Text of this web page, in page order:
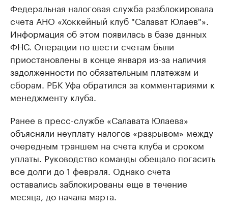
Федеральная налоговая служба разблокировала
счета АНО «Хоккейный клуб "Салават Юлаев"».
Информация об этом появилась в базе данных
ФНС. Операции по шести счетам были
приостановлены в конце января из-за наличия
задолженности по обязательным платежам и
сборам. РБК Уфа обратился за комментариями к
менеджменту клуба.
Ранее в пресс-службе «Салавата Юлаева»
объясняли неуплату налогов «разрывом» между
очередным траншем на счета клуба и сроком
уплаты. Руководство команды обещало погасить
все долги до 1 февраля. Однако счета
оставались заблокированы еще в течение
месяца, до начала марта.